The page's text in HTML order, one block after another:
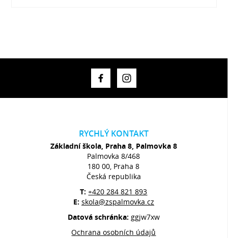
RYCHLÝ KONTAKT
Základní škola, Praha 8, Palmovka 8
Palmovka 8/468
180 00, Praha 8
Česká republika
T:+420 284 821 893
E: skola@zspalmovka.cz
Datová schránka: ggjw7xw
Ochrana osobních údajů